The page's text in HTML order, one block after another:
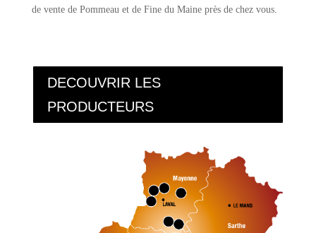
de vente de Pommeau et de Fine du Maine près de chez vous.
DECOUVRIR LES
PRODUCTEURS